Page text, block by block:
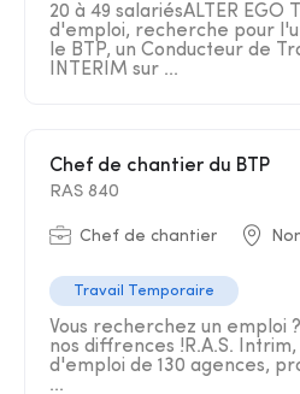
20 à 49 salariésALTER EGO
d'emploi, recherche pour
le BTP, un Conducteur de
INTERIM sur ...
Chef de chantier du BTP
RAS 840
Chef de chantier
Travail Temporaire
Vous recherchez un emploi
nos diffrences !R.A.S.
d'emploi de 130 agences,
...